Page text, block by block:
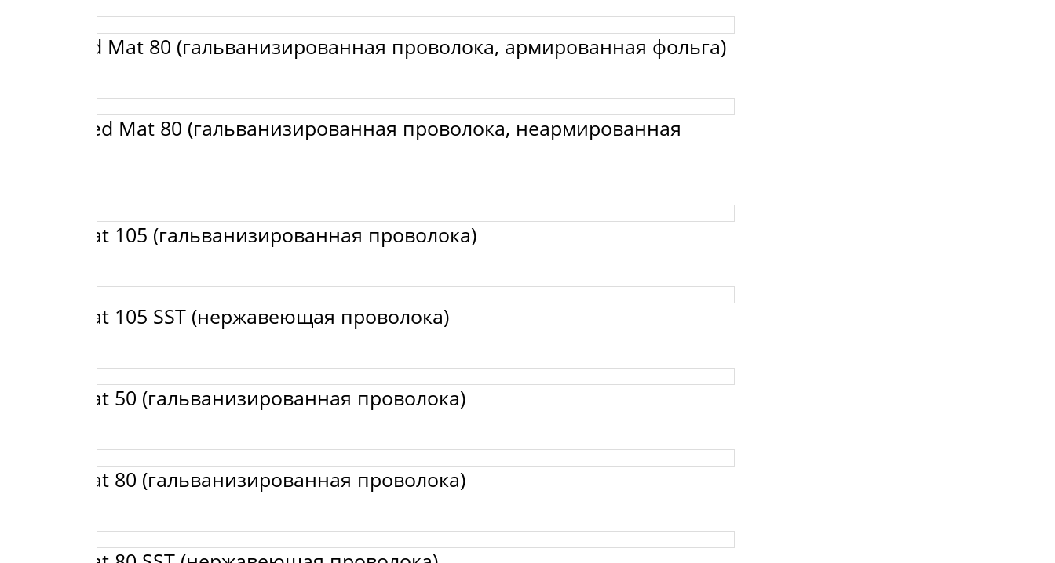
Alu Wired Mat 80 (гальванизированная проволока, армированная фольга)
Alu1 Wired Mat 80 (гальванизированная проволока, неармированная
Wired Mat 105 (гальванизированная проволока)
Wired Mat 105 SST (нержавеющая проволока)
Wired Mat 50 (гальванизированная проволока)
Wired Mat 80 (гальванизированная проволока)